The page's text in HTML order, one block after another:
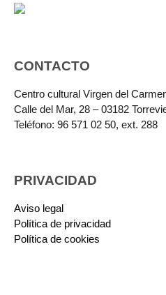
CONTACTO
Centro cultural Virgen del
Calle del Mar, 28 – 03182
Teléfono: 96 571 02 50, ext. 288
PRIVACIDAD
Aviso legal
Política de privacidad
Política de cookies